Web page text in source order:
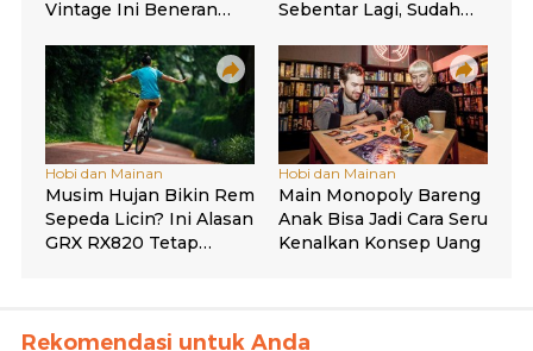
Rekomendasi untuk Anda